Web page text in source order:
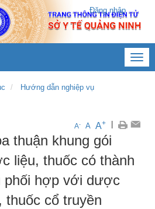
Đăng nhập
Hướng dẫn nghiệp vụ
A- A A+
thuận khung gói
liệu, thuốc có thành
phối hợp với dược
cổ truyền